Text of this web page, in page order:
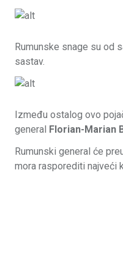
Rumunske snage su od
sastav.
Između ostalog ovo
general Florian-Marian
Rumunski general će
mora rasporediti najveći